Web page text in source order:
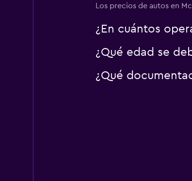
Los precios de autos en
¿En cuántos
¿Qué edad se
¿Qué